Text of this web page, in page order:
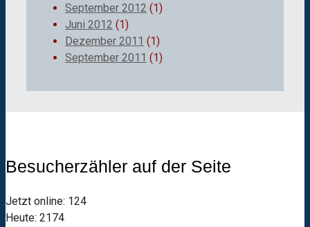
September 2012 (1)
Juni 2012 (1)
Dezember 2011 (1)
September 2011 (1)
Besucherzähler auf der Seite
Jetzt online: 124
Heute: 2174